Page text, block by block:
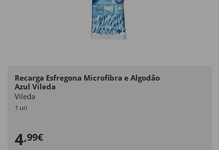
Recarga Esfregona Microfibra e Algodão
Azul Vileda
Vileda
1 un
4,99€